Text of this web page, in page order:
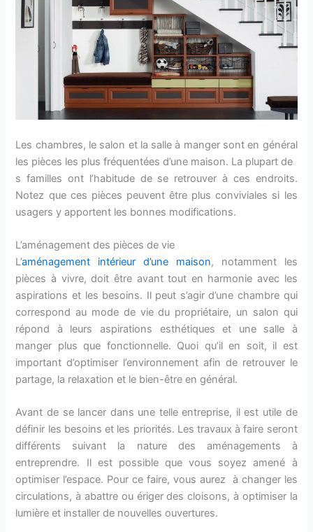
Les chambres, le salon et la salle à manger sont en général
les pièces les plus fréquentées d’une maison. La plupart de
s familles ont l’habitude de se retrouver à ces endroits.
Notez que ces pièces peuvent être plus conviviales si les
usagers y apportent les bonnes modifications.
L’aménagement des pièces de vie
L’aménagement intérieur d’une maison, notamment les
pièces à vivre, doit être avant tout en harmonie avec les
aspirations et les besoins. Il peut s’agir d’une chambre qui
correspond au mode de vie du propriétaire, un salon qui
répond à leurs aspirations esthétiques et une salle à
manger plus que fonctionnelle. Quoi qu’il en soit, il est
important d’optimiser l’environnement afin de retrouver le
partage, la relaxation et le bien-être en général.
Avant de se lancer dans une telle entreprise, il est utile de
définir les besoins et les priorités. Les travaux à faire seront
différents suivant la nature des aménagements à
entreprendre. Il est possible que vous soyez amené à
optimiser l’espace. Pour ce faire, vous aurez à changer les
circulations, à abattre ou ériger des cloisons, à optimiser la
lumière et installer de nouvelles ouvertures.